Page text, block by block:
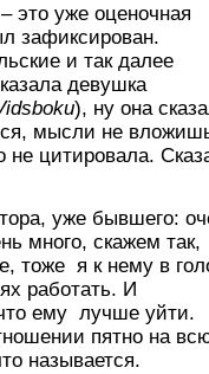
это уже оценочная
зафиксирован.
и так далее
девушка
), ну она
мысли не
не цитировала.
уже бывшего:
много, скажем так,
тоже я к нему в
работать. И
ему лучше уйти.
пятно на
называется.